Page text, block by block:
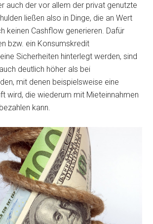
auch der vor allem der privat genutzte
ließen also in Dinge, die an Wert
keinen Cashflow generieren. Dafür
bzw. ein Konsumskredit
Sicherheiten hinterlegt werden, sind
deutlich höher als bei
mit denen beispielsweise eine
wird, die wiederum mit Mieteinnahmen
kann.